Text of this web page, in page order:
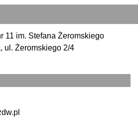
11 im. Stefana Żeromskiego
ul. Żeromskiego 2/4